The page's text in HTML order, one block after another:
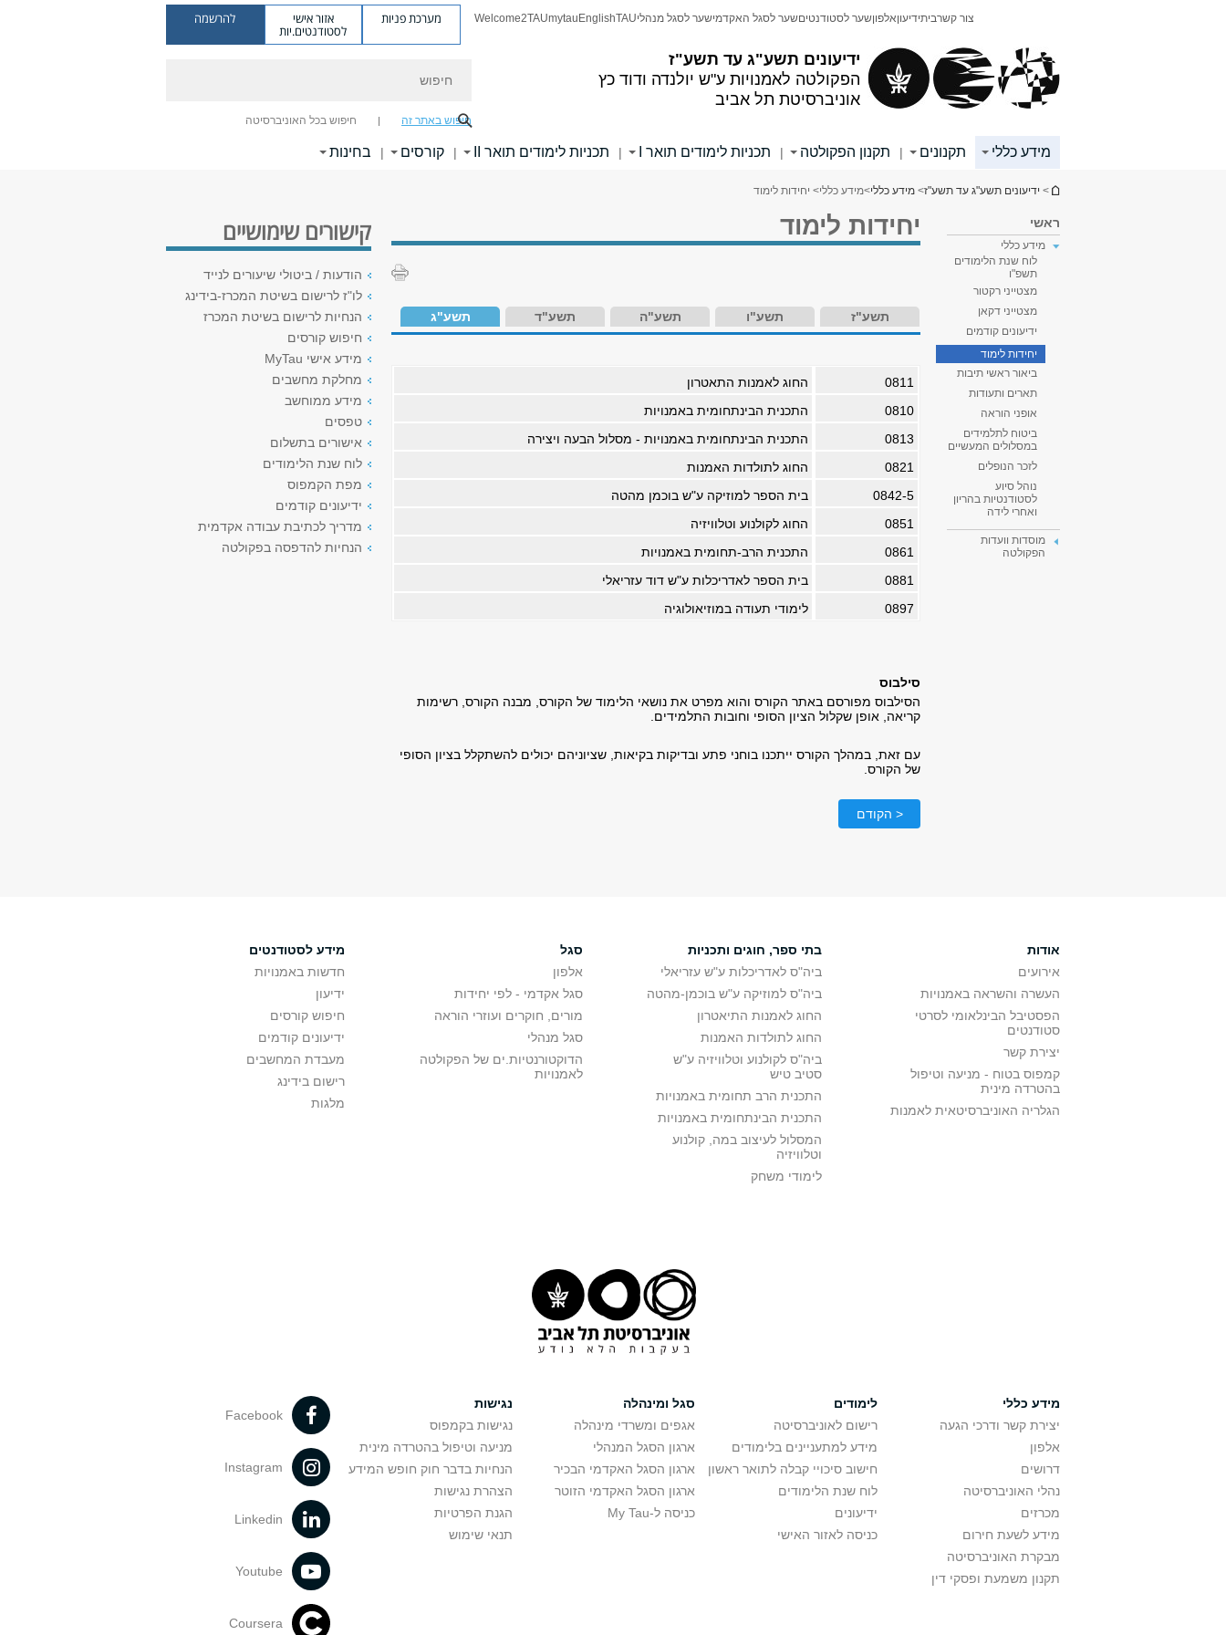
ידיעונים תשע"ג עד תשע"ז
הפקולטה לאמנויות ע"ש יולנדה ודוד כץ
אוניברסיטת תל אביב
צור קשרביתידיעוןאלפוןשער לסטודנטיםשער לסגל האקדמישער לסגל מנהליTAU
English
mytau
Welcome2TAU מערכת פניות אזור אישי
לסטודנטים.יות
להרשמה
חיפוש באתר זה חיפוש בכל האוניברסיטה
מידע כללי תקנונים | תקנון הפקולטה | תכניות לימודים תואר I | תכניות לימודים תואר II | קורסים | בחינות
הינך נמצא כאן
> ידיעונים תשע"ג עד תשע"ז> מידע כללי>מידע כללי> יחידות לימוד
ראשי
מידע כללי
לוח שנת הלימודים
תשפ"ו
מצטייני רקטור
מצטייני דקאן
ידיעונים קודמים
יחידות לימוד
ביאור ראשי תיבות
תארים ותעודות
אופני הוראה
ביטוח לתלמידים
במסלולים המעשיים
לזכר הנופלים
נוהל סיוע
לסטודנטיות בהריון
ואחרי לידה
מוסדות וועדות
הפקולטה
יחידות לימוד
תשע"ז תשע"ו תשע"ה תשע"ד תשע"ג
0811
החוג לאמנות התאטרון
0810
התכנית הבינתחומית באמנויות
0813
התכנית הבינתחומית באמנויות - מסלול הבעה ויצירה
0821
החוג לתולדות האמנות
0842-5
בית הספר למוזיקה ע"ש בוכמן מהטה
0851
החוג לקולנוע וטלוויזיה
0861
התכנית הרב-תחומית באמנויות
0881
בית הספר לאדריכלות ע"ש דוד עזריאלי
0897
לימודי תעודה במוזיאולוגיה
סילבוס
הסילבוס מפורסם באתר הקורס והוא מפרט את נושאי הלימוד של הקורס, מבנה הקורס, רשימות
קריאה, אופן שקלול הציון הסופי וחובות התלמידים
עם זאת, במהלך הקורס ייתכנו בוחני פתע ובדיקות בקיאות, שציוניהם יכולים להשתקלל בציון הסופי
של הקורס
< הקודם
קישורים שימושיים
הודעות / ביטולי שיעורים לנייד
לו"ז לרישום בשיטת המכרז-בידינג
הנחיות לרישום בשיטת המכרז
חיפוש קורסים
מידע אישי MyTau
מחלקת מחשבים
מידע ממוחשב
טפסים
אישורים בתשלום
לוח שנת הלימודים
מפת הקמפוס
ידיעונים קודמים
מדריך לכתיבת עבודה אקדמית
הנחיות להדפסה בפקולטה
אודות
אירועים
העשרה והשראה באמנויות
הפסטיבל הבינלאומי לסרטי
סטודנטים
יצירת קשר
קמפוס בטוח - מניעה וטיפול
בהטרדה מינית
הגלריה האוניברסיטאית לאמנות
בתי ספר, חוגים ותכניות
ביה"ס לאדריכלות ע"ש עזריאלי
ביה"ס למוזיקה ע"ש בוכמן-מהטה
החוג לאמנות התיאטרון
החוג לתולדות האמנות
ביה"ס לקולנוע וטלוויזיה ע"ש
סטיב טיש
התכנית הרב תחומית באמנויות
התכנית הבינתחומית באמנויות
המסלול לעיצוב במה, קולנוע
וטלוויזיה
לימודי משחק
סגל
אלפון
סגל אקדמי - לפי יחידות
מורים, חוקרים ועוזרי הוראה
סגל מנהלי
הדוקטורנטיות.ים של הפקולטה
לאמנויות
מידע לסטודנטים
חדשות באמנויות
ידיעון
חיפוש קורסים
ידיעונים קודמים
מעבדת המחשבים
רישום בידינג
מלגות
מידע כללי
יצירת קשר ודרכי הגעה
אלפון
דרושים
נהלי האוניברסיטה
מכרזים
מידע לשעת חירום
מבקרת האוניברסיטה
תקנון משמעת ופסקי דין
לימודים
רישום לאוניברסיטה
מידע למתעניינים בלימודים
חישוב סיכויי קבלה לתואר ראשון
לוח שנת הלימודים
ידיעונים
כניסה לאזור האישי
סגל ומינהלה
אגפים ומשרדי מינהלה
ארגון הסגל המנהלי
ארגון הסגל האקדמי הבכיר
ארגון הסגל האקדמי הזוטר
כניסה ל-My Tau
נגישות
נגישות בקמפוס
מניעה וטיפול בהטרדה מינית
הנחיות בדבר חוק חופש המידע
הצהרת נגישות
הגנת הפרטיות
תנאי שימוש
Facebook
Instagram
Linkedin
Youtube
Coursera